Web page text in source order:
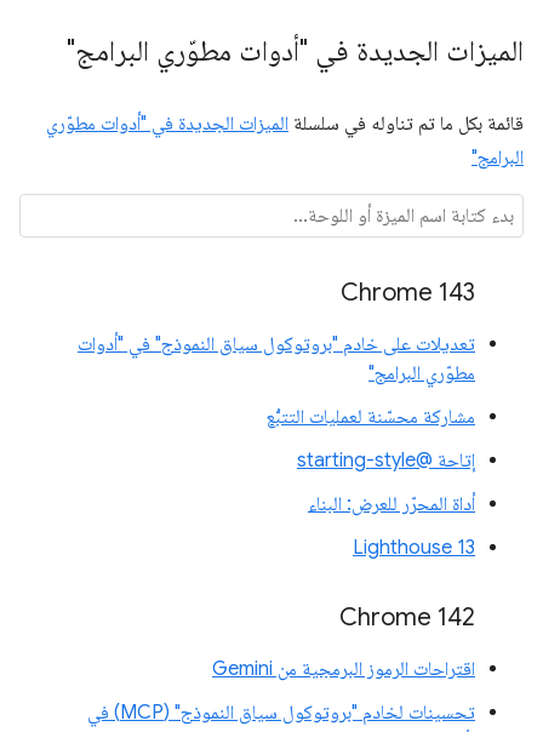
الميزات الجديدة في "أدوات مطوّري البرامج"
قائمة بكل ما تم تناوله في سلسلة الميزات الجديدة في "أدوات مطوّري
البرامج"
Chrome 143
تعديلات على خادم "بروتوكول سياق النموذج" في "أدوات
مطوّري البرامج"
مشاركة محسّنة لعمليات التتبُّع
إتاحة @starting-style
أداة المحرّر للعرض: البناء
Lighthouse 13
Chrome 142
اقتراحات الرموز البرمجية من Gemini
تحسينات لخادم "بروتوكول سياق النموذج" (MCP) في